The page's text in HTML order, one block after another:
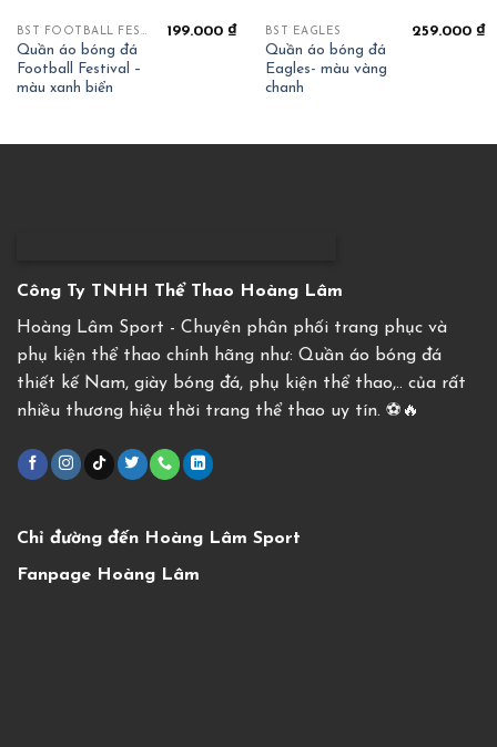
BST FOOTBALL FESTIVAL
Quần áo bóng đá
Football Festival –
màu xanh biển
199.000₫ BST EAGLES
Quần áo bóng đá
Eagles- màu vàng
chanh
259.000₫
Công Ty TNHH Thể Thao Hoàng Lâm
Hoàng Lâm Sport - Chuyên phân phối trang phục và
phụ kiện thể thao chính hãng như: Quần áo bóng đá
thiết kế Nam, giày bóng đá, phụ kiện thể thao,.. của rất
nhiều thương hiệu thời trang thể thao uy tín. ⚽️🔥
Chỉ đường đến Hoàng Lâm Sport
Fanpage Hoàng Lâm